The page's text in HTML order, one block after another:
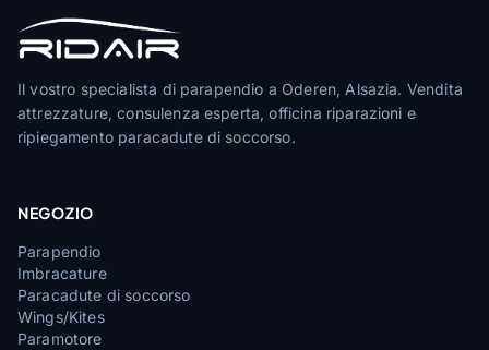
Il vostro specialista di parapendio a Oderen, Alsazia. Vendita
attrezzature, consulenza esperta, officina riparazioni e
ripiegamento paracadute di soccorso.
NEGOZIO
Parapendio
Imbracature
Paracadute di soccorso
Wings/Kites
Paramotore